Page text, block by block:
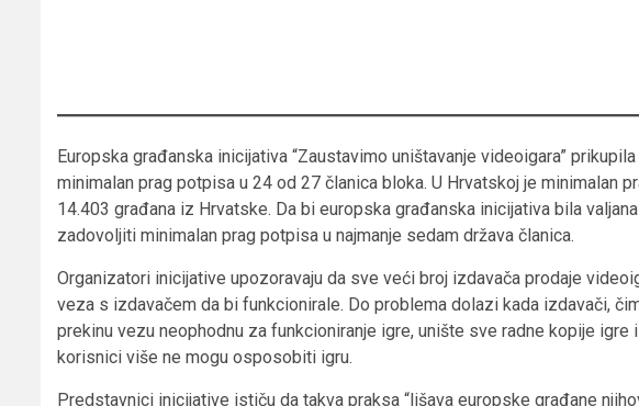
Europska građanska inicijativa “Zaustavimo uništavanje videoigara”
minimalan prag potpisa u 24 od 27 članica bloka. U Hrvatskoj je minimalan
14.403 građana iz Hrvatske. Da bi europska građanska inicijativa bila
zadovoljiti minimalan prag potpisa u najmanje sedam država članica.
Organizatori inicijative upozoravaju da sve veći broj izdavača prodaje
veza s izdavačem da bi funkcionirale. Do problema dolazi kada izdavači,
prekinu vezu neophodnu za funkcioniranje igre, unište sve radne kopije
korisnici više ne mogu osposobiti igru.
Predstavnici inicijative ističu da takva praksa “lišava europske građane